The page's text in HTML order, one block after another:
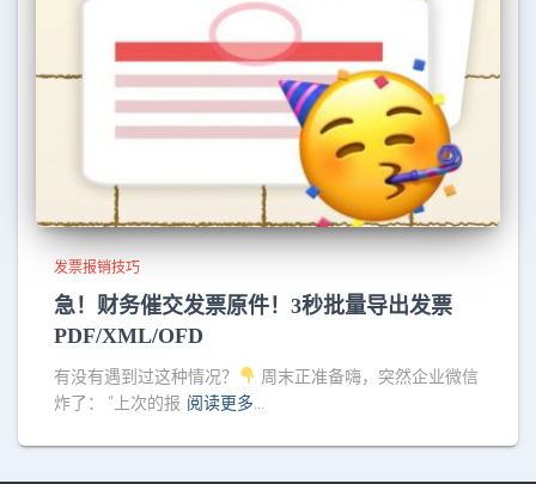
发票报销技巧
急！财务催交发票原件！3秒批量导出发票
PDF/XML/OFD
有没有遇到过这种情况？
周末正准备嗨，突然企业微信
炸了： “上次的报 阅读更多…